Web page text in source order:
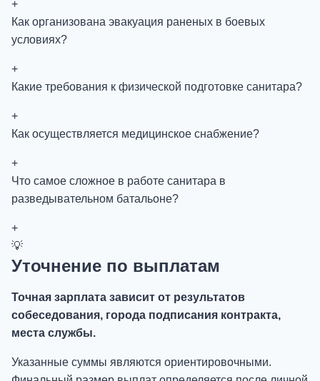
+
Как организована эвакуация раненых в боевых
условиях?
+
Какие требования к физической подготовке санитара?
+
Как осуществляется медицинское снабжение?
+
Что самое сложное в работе санитара в
разведывательном батальоне?
+
💡
Уточнение по выплатам
Точная зарплата зависит от результатов
собеседования, города подписания контракта,
места службы.
Указанные суммы являются ориентировочными.